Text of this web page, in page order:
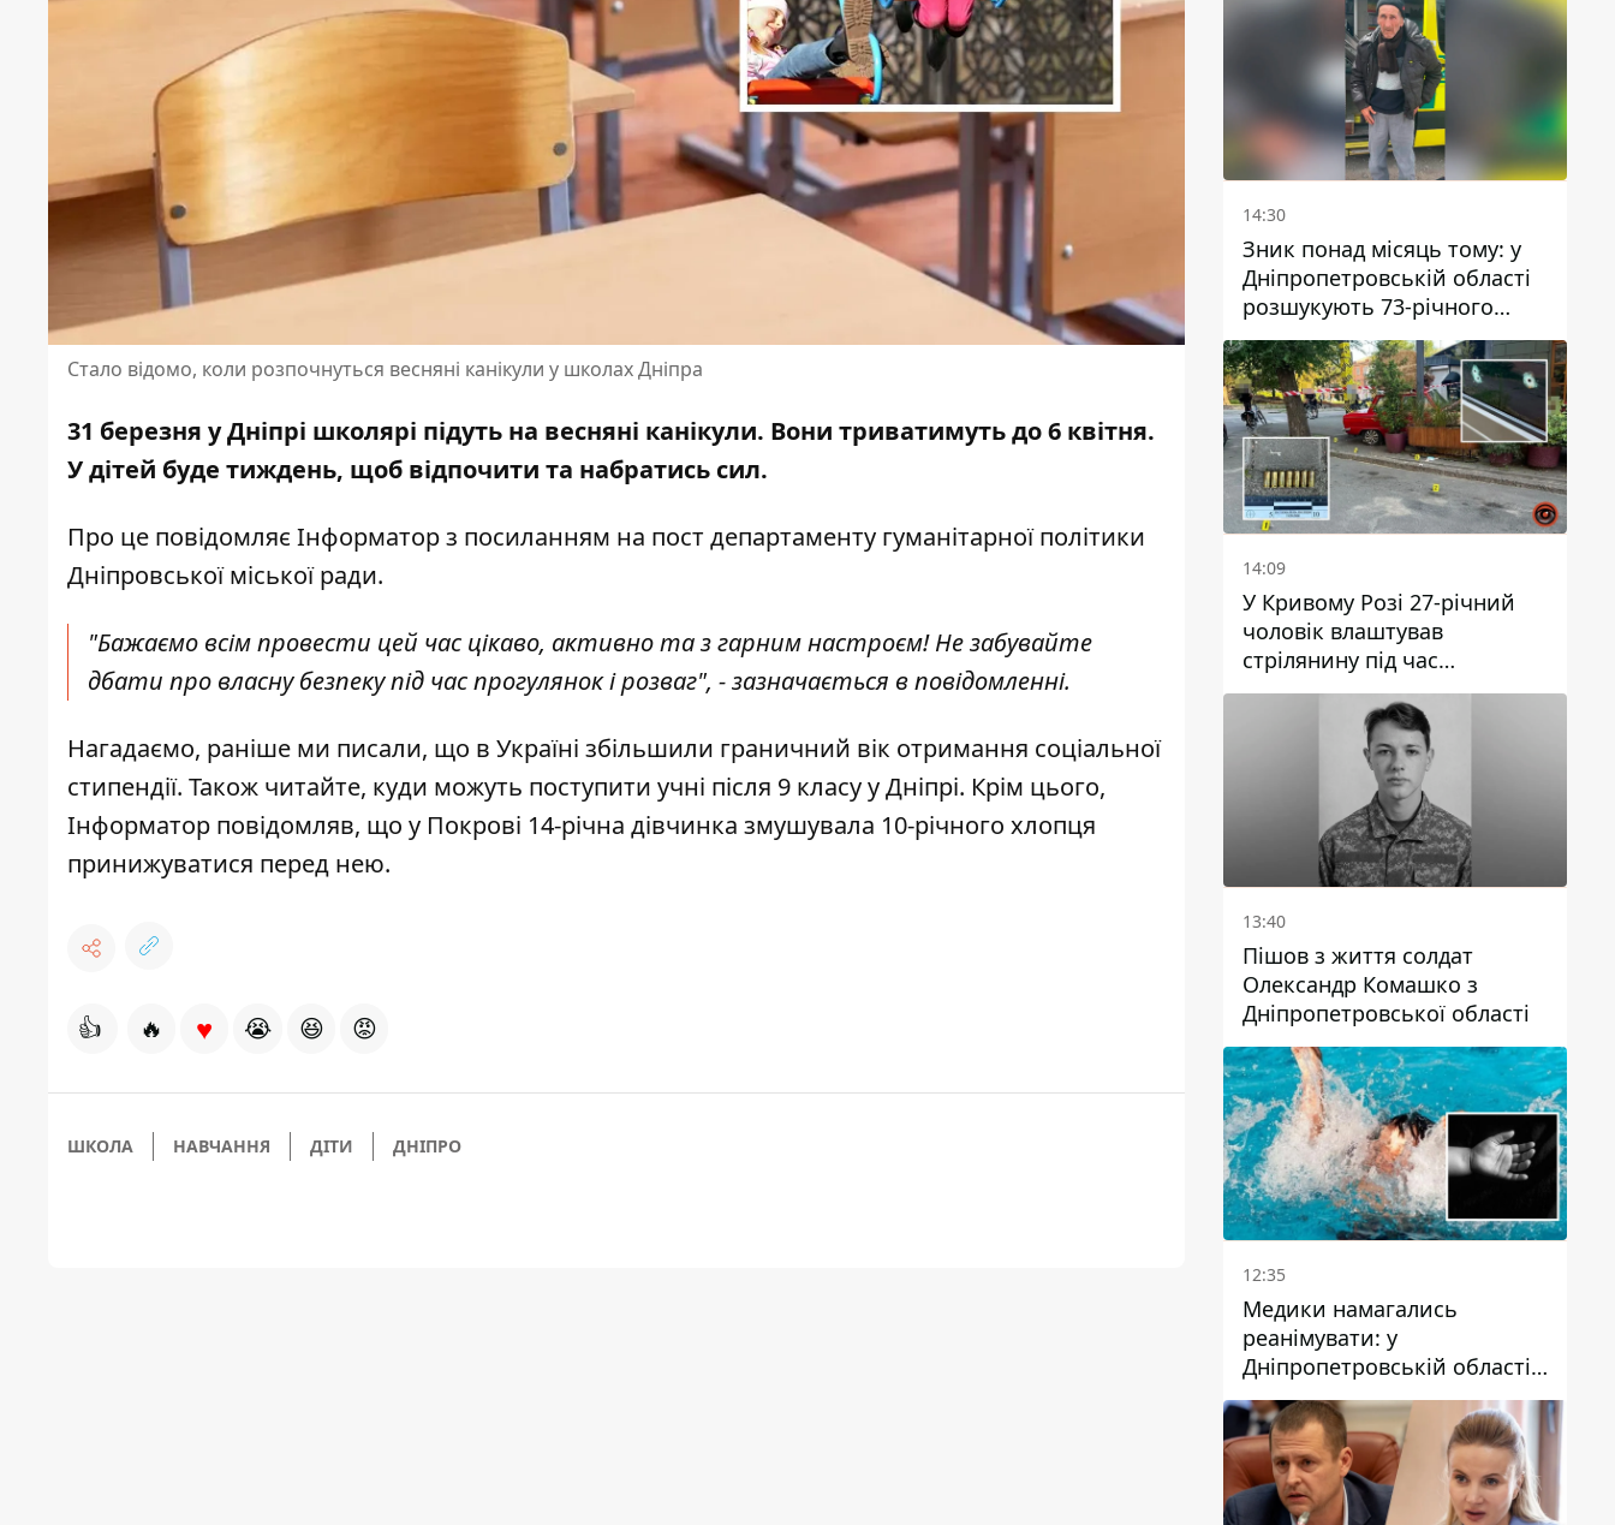
Стало відомо, коли розпочнуться весняні канікули у школах Дніпра
31 березня у Дніпрі школярі підуть на весняні канікули. Вони триватимуть до 6 квітня.
У дітей буде тиждень, щоб відпочити та набратись сил.
Про це повідомляє Інформатор з посиланням на пост департаменту гуманітарної політики
Дніпровської міської ради.
"Бажаємо всім провести цей час цікаво, активно та з гарним настроєм! Не забувайте
дбати про власну безпеку під час прогулянок і розваг", - зазначається в повідомленні.
Нагадаємо, раніше ми писали, що в Україні збільшили граничний вік отримання соціальної
стипендії. Також читайте, куди можуть поступити учні після 9 класу у Дніпрі. Крім цього,
Інформатор повідомляв, що у Покрові 14-річна дівчинка змушувала 10-річного хлопця
принижуватися перед нею.
👍 🔥 ♥ 😭 😆 😡
ШКОЛА НАВЧАННЯ ДІТИ ДНІПРО
14:30
Зник понад місяць тому: у
Дніпропетровській області
розшукують 73-річного
чоловіка
14:09
У Кривому Розі 27-річний
чоловік влаштував
стрілянину під час
конфлікту: є поранений
13:40
Пішов з життя солдат
Олександр Комашко з
Дніпропетровської області
12:35
Медики намагались
реанімувати: у
Дніпропетровській області
дворічний хлопчик потонув
у басейні